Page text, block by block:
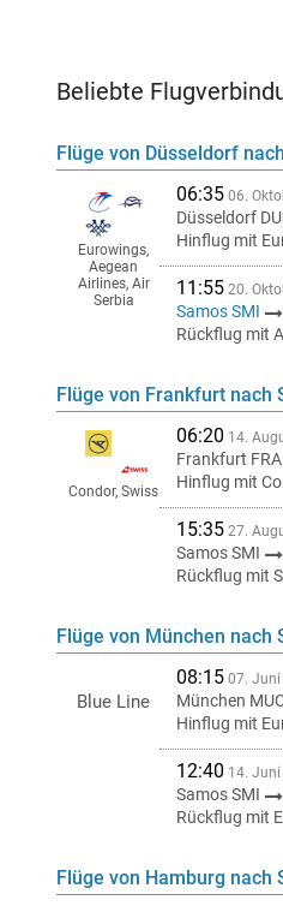
Beliebte
Flüge von Düsseldorf
06:35 06.
Düsseldorf
Hinflug mit
11:55 20.
Samos SMI
Rückflug mit
Eurowings,
Aegean
Airlines, Air
Serbia
Flüge von Frankfurt nach
06:20 14.
Frankfurt FRA
Hinflug mit
15:35 27.
Samos SMI
Rückflug mit
Condor, Swiss
Flüge von München nach
08:15 07. Juni
München
Hinflug mit
12:40 14. Juni
Samos SMI
Rückflug mit
Blue Line
Flüge von Hamburg nach